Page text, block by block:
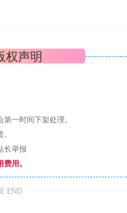
权声明
一时间下架处理。
长举报
用。
END